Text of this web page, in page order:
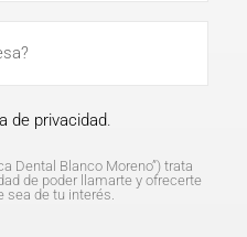
de privacidad.
Dental Blanco Moreno”) trata
de poder llamarte y ofrecerte
sea de tu interés.